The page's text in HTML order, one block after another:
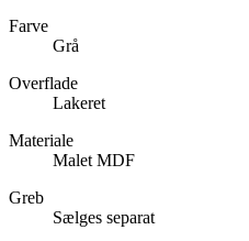
Farve
Grå
Overflade
Lakeret
Materiale
Malet MDF
Greb
Sælges separat